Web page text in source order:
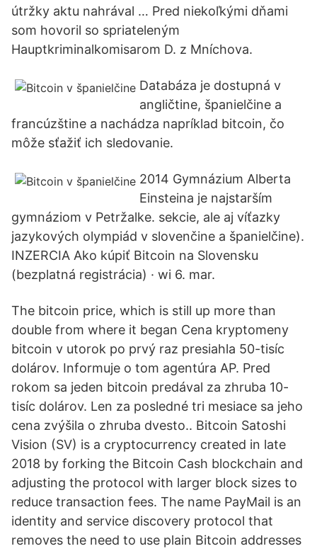
útržky aktu nahrával … Pred niekoľkými dňami
som hovoril so spriateleným
Hauptkriminalkomisarom D. z Mníchova.
Databáza je dostupná v
angličtine, španielčine a
francúzštine a nachádza napríklad bitcoin, čo
môže sťažiť ich sledovanie.
2014 Gymnázium Alberta
Einsteina je najstarším
gymnáziom v Petržalke. sekcie, ale aj víťazky
jazykových olympiád v slovenčine a španielčine).
INZERCIA Ako kúpiť Bitcoin na Slovensku
(bezplatná registrácia) · wi 6. mar.
The bitcoin price, which is still up more than
double from where it began Cena kryptomeny
bitcoin v utorok po prvý raz presiahla 50-tisíc
dolárov. Informuje o tom agentúra AP. Pred
rokom sa jeden bitcoin predával za zhruba 10-
tisíc dolárov. Len za posledné tri mesiace sa jeho
cena zvýšila o zhruba dvesto.. Bitcoin Satoshi
Vision (SV) is a cryptocurrency created in late
2018 by forking the Bitcoin Cash blockchain and
adjusting the protocol with larger block sizes to
reduce transaction fees. The name PayMail is an
identity and service discovery protocol that
removes the need to use plain Bitcoin addresses